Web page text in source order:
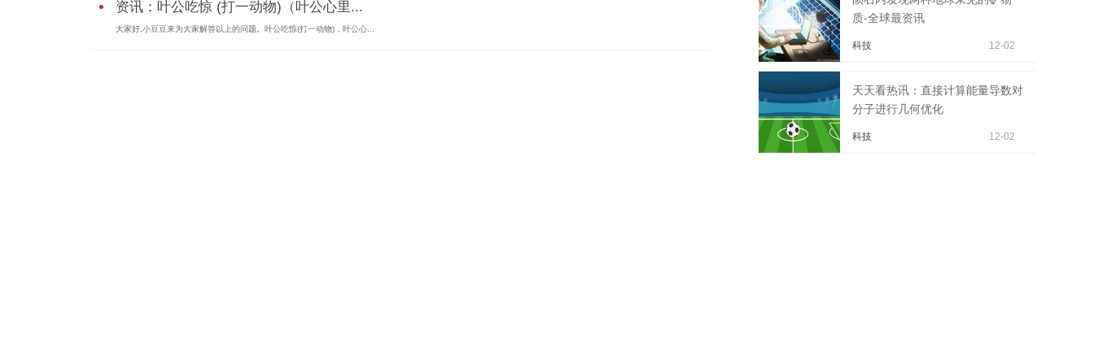
资讯：叶公吃惊 (打一动物)（叶公心里...
大家好,小豆豆来为大家解答以上的问题。叶公吃惊(打一动物)，叶公心...
质-全球最资讯
科技 12-02
天天看热讯：直接计算能量导数对
分子进行几何优化
科技 12-02